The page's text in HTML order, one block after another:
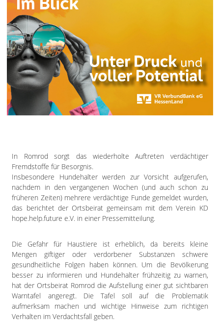
Ulrichstein
Wartenberg
Schwalm
Fulda
Gießen
Impressum
In Romrod sorgt das wiederholte Auftreten verdächtiger
Fremdstoffe für Besorgnis.
Insbesondere Hundehalter werden zur Vorsicht aufgerufen,
nachdem in den vergangenen Wochen (und auch schon zu
früheren Zeiten) mehrere verdächtige Funde gemeldet wurden,
das berichtet der Ortsbeirat gemeinsam mit dem Verein KD
hope.help.future e.V. in einer Pressemitteilung.
Die Gefahr für Haustiere ist erheblich, da bereits kleine
Mengen giftiger oder verdorbener Substanzen schwere
gesundheitliche Folgen haben können. Um die Bevölkerung
besser zu informieren und Hundehalter frühzeitig zu warnen,
hat der Ortsbeirat Romrod die Aufstellung einer gut sichtbaren
Warntafel angeregt. Die Tafel soll auf die Problematik
aufmerksam machen und wichtige Hinweise zum richtigen
Verhalten im Verdachtsfall geben.